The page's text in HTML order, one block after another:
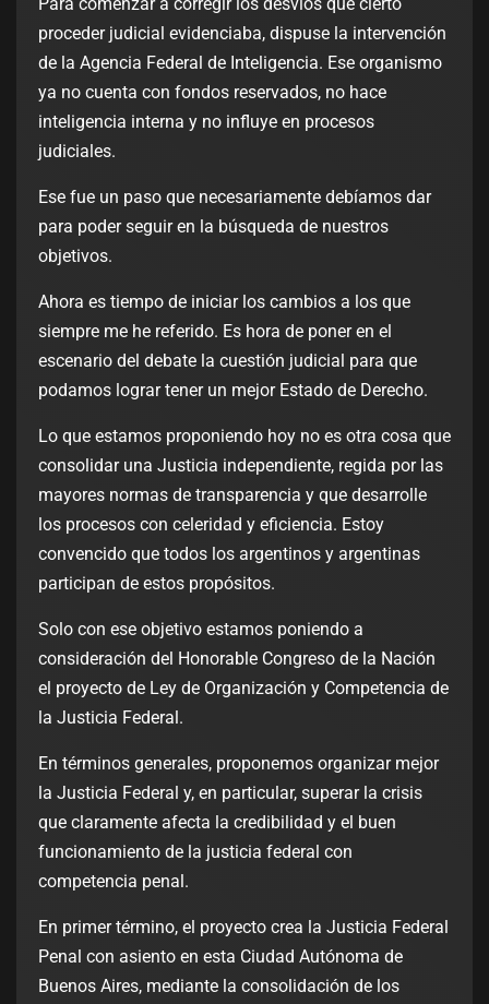
proceder judicial evidenciaba, dispuse la intervención
de la Agencia Federal de Inteligencia. Ese organismo
ya no cuenta con fondos reservados, no hace
inteligencia interna y no influye en procesos
judiciales.
Ese fue un paso que necesariamente debíamos dar
para poder seguir en la búsqueda de nuestros
objetivos.
Ahora es tiempo de iniciar los cambios a los que
siempre me he referido. Es hora de poner en el
escenario del debate la cuestión judicial para que
podamos lograr tener un mejor Estado de Derecho.
Lo que estamos proponiendo hoy no es otra cosa que
consolidar una Justicia independiente, regida por las
mayores normas de transparencia y que desarrolle
los procesos con celeridad y eficiencia. Estoy
convencido que todos los argentinos y argentinas
participan de estos propósitos.
Solo con ese objetivo estamos poniendo a
consideración del Honorable Congreso de la Nación
el proyecto de Ley de Organización y Competencia de
la Justicia Federal.
En términos generales, proponemos organizar mejor
la Justicia Federal y, en particular, superar la crisis
que claramente afecta la credibilidad y el buen
funcionamiento de la justicia federal con
competencia penal.
En primer término, el proyecto crea la Justicia Federal
Penal con asiento en esta Ciudad Autónoma de
Buenos Aires, mediante la consolidación de los